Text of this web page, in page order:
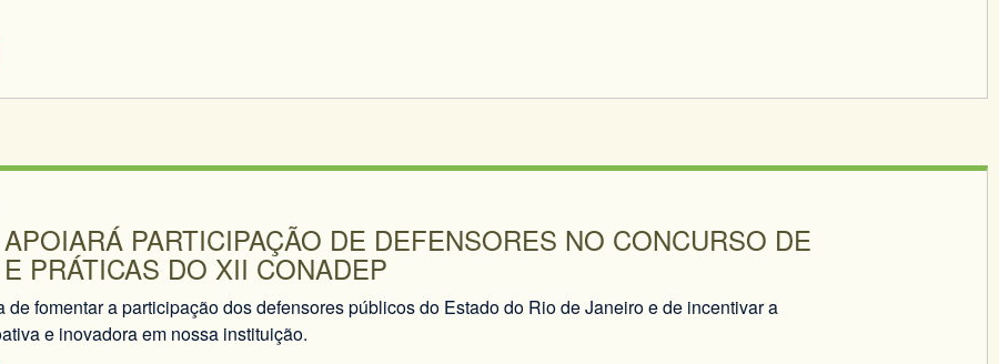
PARTICIPAÇÃO DE DEFENSORES NO CONCURSO DE
PRÁTICAS DO XII CONADEP
de fomentar a participação dos defensores públicos do Estado do Rio de Janeiro e de incentivar a
e inovadora em nossa instituição.